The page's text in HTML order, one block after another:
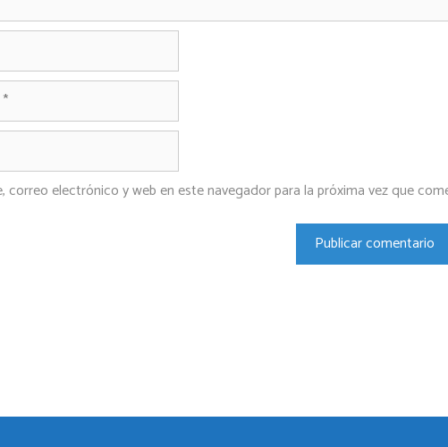
correo electrónico y web en este navegador para la próxima vez que